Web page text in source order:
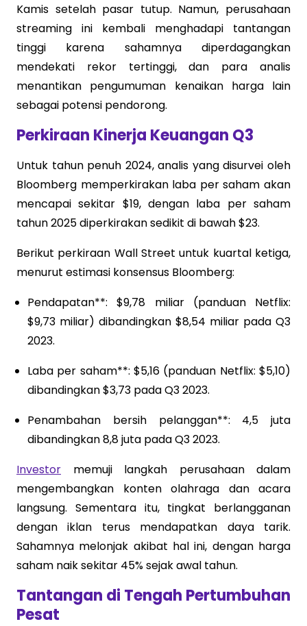
Kamis setelah pasar tutup. Namun, perusahaan
streaming ini kembali menghadapi tantangan
tinggi karena sahamnya diperdagangkan
mendekati rekor tertinggi, dan para analis
menantikan pengumuman kenaikan harga lain
sebagai potensi pendorong.
Perkiraan Kinerja Keuangan Q3
Untuk tahun penuh 2024, analis yang disurvei oleh
Bloomberg memperkirakan laba per saham akan
mencapai sekitar $19, dengan laba per saham
tahun 2025 diperkirakan sedikit di bawah $23.
Berikut perkiraan Wall Street untuk kuartal ketiga,
menurut estimasi konsensus Bloomberg:
Pendapatan**: $9,78 miliar (panduan Netflix:
$9,73 miliar) dibandingkan $8,54 miliar pada Q3
2023.
Laba per saham**: $5,16 (panduan Netflix: $5,10)
dibandingkan $3,73 pada Q3 2023.
Penambahan bersih pelanggan**: 4,5 juta
dibandingkan 8,8 juta pada Q3 2023.
Investor memuji langkah perusahaan dalam
mengembangkan konten olahraga dan acara
langsung. Sementara itu, tingkat berlangganan
dengan iklan terus mendapatkan daya tarik.
Sahamnya melonjak akibat hal ini, dengan harga
saham naik sekitar 45% sejak awal tahun.
Tantangan di Tengah Pertumbuhan
Pesat